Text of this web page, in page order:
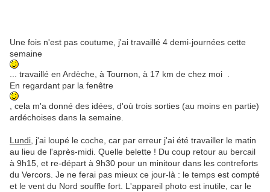
Une fois n'est pas coutume, j'ai travaillé 4 demi-journées cette
semaine
... travaillé en Ardèche, à Tournon, à 17 km de chez moi .
En regardant par la fenêtre
, cela m'a donné des idées, d'où trois sorties (au moins en partie)
ardéchoises dans la semaine.
Lundi , j'ai loupé le coche, car par erreur j'ai été travailler le matin
au lieu de l'après-midi. Quelle belette ! Du coup retour au bercail
à 9h15, et re-départ à 9h30 pour un minitour dans les contreforts
du Vercors. Je ne ferai pas mieux ce jour-là : le temps est compté
et le vent du Nord souffle fort. L'appareil photo est inutile, car le